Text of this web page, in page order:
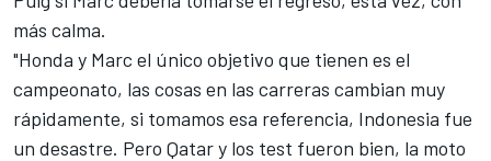
más calma.
"Honda y Marc el único objetivo que tienen es el
campeonato, las cosas en las carreras cambian muy
rápidamente, si tomamos esa referencia, Indonesia fue
un desastre. Pero Qatar y los test fueron bien, la moto